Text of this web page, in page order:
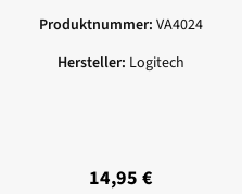
Produktnummer: VA4024
Hersteller: Logitech
Regulärer Preis:
14,95 €